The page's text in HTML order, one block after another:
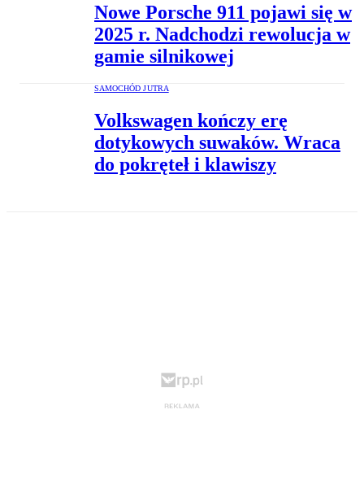
Nowe Porsche 911 pojawi się w
2025 r. Nadchodzi rewolucja w
gamie silnikowej
SAMOCHÓD JUTRA
Volkswagen kończy erę
dotykowych suwaków. Wraca
do pokręteł i klawiszy